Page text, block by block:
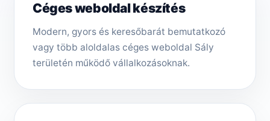
Céges weboldal készítés
Modern, gyors és keresőbarát bemutatkozó
vagy több aloldalas céges weboldal Sály
területén működő vállalkozásoknak.